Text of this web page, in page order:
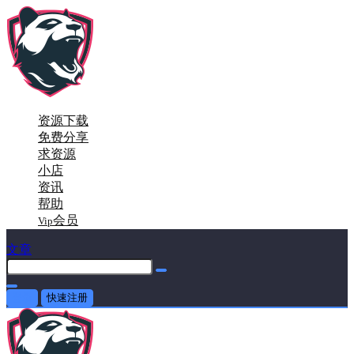
资源下载
免费分享
求资源
小店
资讯
帮助
Vip会员
文章
快速注册